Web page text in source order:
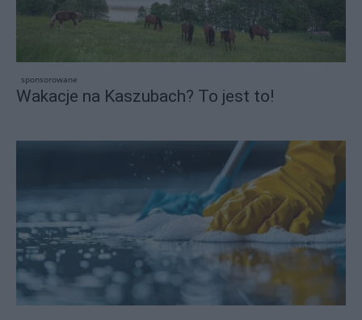
sponsorowane
Wakacje na Kaszubach? To jest to!